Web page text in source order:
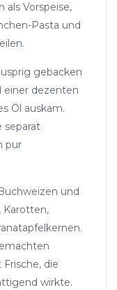
als Vorspeise,
Pasta und
gebacken
einer dezenten
Öl auskam.
separat
pur
und
Karotten,
die
wirkte.